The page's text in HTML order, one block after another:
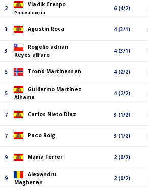
2
Vladik Crespo
Poolvalencia
6 (4/2)
3 Agustín Roca 4 (3/1)
3
Rogelio adrian
Reyes alfaro
4 (3/1)
5 Trond Martinessen 4 (2/2)
5
Guillermo Martínez
Alhama
4 (2/2)
7 Carlos Nieto Diaz 3 (1/2)
7 Paco Roig 3 (1/2)
9 Maria Ferrer 2 (0/2)
9
Alexandru
Magheran
2 (0/2)